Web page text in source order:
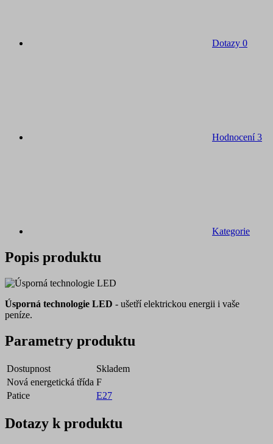
Dotazy 0
Hodnocení3
Kategorie
Popis produktu
Úsporná technologie LED - ušetří elektrickou energii i vaše
peníze.
Parametry produktu
Dostupnost
Skladem
Nová energetická třída F
Patice
E27
Dotazy k produktu